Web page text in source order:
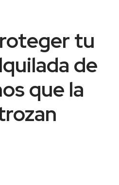
tu
de
que la